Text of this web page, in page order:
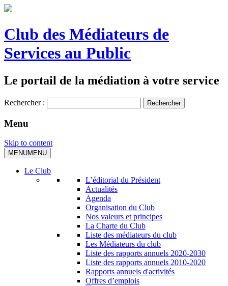
Club des Médiateurs de
Services au Public
Le portail de la médiation à votre service
Rechercher :
Menu
Skip to content
MENUMENU
Le Club
L’éditorial du Président
Actualités
Agenda
Organisation du Club
Nos valeurs et principes
La Charte du Club
Liste des médiateurs du club
Les Médiateurs du club
Liste des rapports annuels 2020-2030
Liste des rapports annuels 2010-2020
Rapports annuels d'activités
Offres d’emplois